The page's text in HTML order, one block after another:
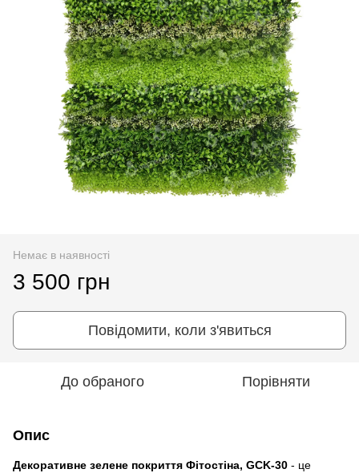
Немає в наявності
3 500 грн
Повідомити, коли з'явиться
До обраного Порівняти
Опис
Декоративне зелене покриття Фітостіна, GCK-30 - це